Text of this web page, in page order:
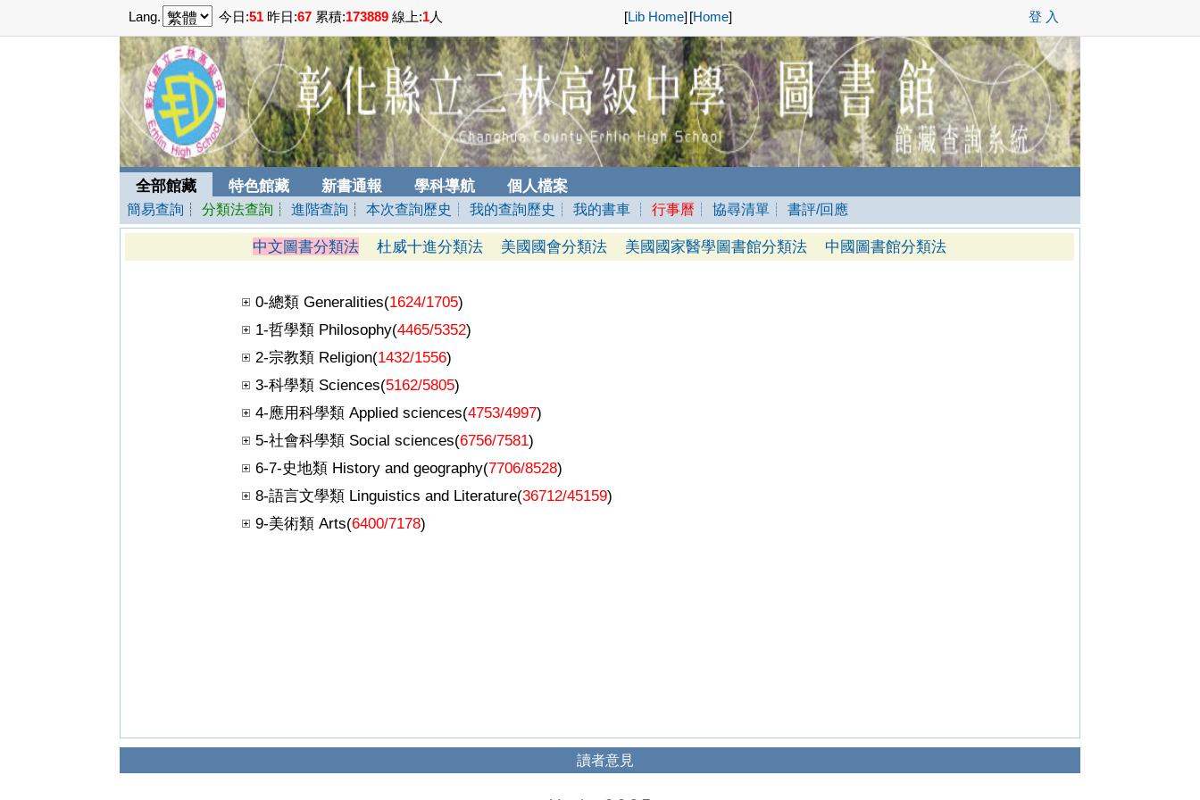
Lang. 今日:51 昨日:67 累積:173889 線上:1人 [Lib Home] [Home] 登 入
全部館藏 特色館藏 新書通報 學科導航 個人檔案
簡易查詢 ┊分類法查詢 ┊進階查詢 ┊本次查詢歷史 ┊ 我的查詢歷史 ┊ 我的書車 ┊行事曆 ┊ 協尋清單 ┊ 書評/回應
中文圖書分類法 杜威十進分類法 美國國會分類法 美國國家醫學圖書館分類法 中國圖書館分類法
0-總類 Generalities(1624/1705)
1-哲學類 Philosophy(4465/5352)
2-宗教類 Religion(1432/1556)
3-科學類 Sciences(5162/5805)
4-應用科學類 Applied sciences(4753/4997)
5-社會科學類 Social sciences(6756/7581)
6-7-史地類 History and geography(7706/8528)
8-語言文學類 Linguistics and Literature(36712/45159)
9-美術類 Arts(6400/7178)
讀者意見